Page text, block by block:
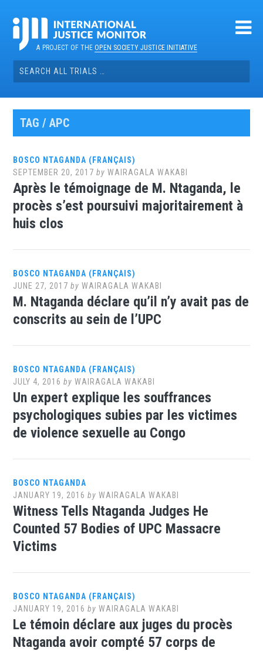
contentA PROJECT OF THEOPEN SOCIETY JUSTICE INITIATIVE
Search
for:
TAG / APC
BOSCO NTAGANDA (FRANÇAIS)
SEPTEMBER 20, 2017 byWAIRAGALA WAKABI
Après le témoignage de M. Ntaganda, le
procès s’est poursuivi majoritairement à
huis clos
BOSCO NTAGANDA (FRANÇAIS)
JUNE 27, 2017 byWAIRAGALA WAKABI
M. Ntaganda déclare qu’il n’y avait pas de
conscrits au sein de l’UPC
BOSCO NTAGANDA (FRANÇAIS)
JULY 4, 2016 byWAIRAGALA WAKABI
Un expert explique les souffrances
psychologiques subies par les victimes
de violence sexuelle au Congo
BOSCO NTAGANDA
JANUARY 19, 2016 byWAIRAGALA WAKABI
Witness Tells Ntaganda Judges He
Counted 57 Bodies of UPC Massacre
Victims
BOSCO NTAGANDA (FRANÇAIS)
JANUARY 19, 2016 byWAIRAGALA WAKABI
Le témoin déclare aux juges du procès
Ntaganda avoir compté 57 corps de